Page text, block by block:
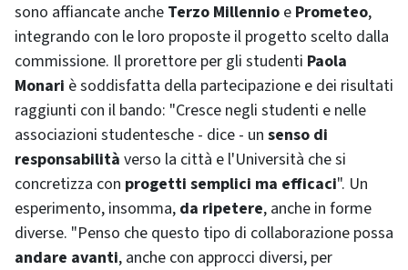
sono affiancate anche Terzo Millennio e Prometeo,
integrando con le loro proposte il progetto scelto dalla
commissione. Il prorettore per gli studenti Paola
Monari è soddisfatta della partecipazione e dei risultati
raggiunti con il bando: "Cresce negli studenti e nelle
associazioni studentesche - dice - un senso di
responsabilità verso la città e l'Università che si
concretizza con progetti semplici ma efficaci". Un
esperimento, insomma, da ripetere, anche in forme
diverse. "Penso che questo tipo di collaborazione possa
andare avanti, anche con approcci diversi, per